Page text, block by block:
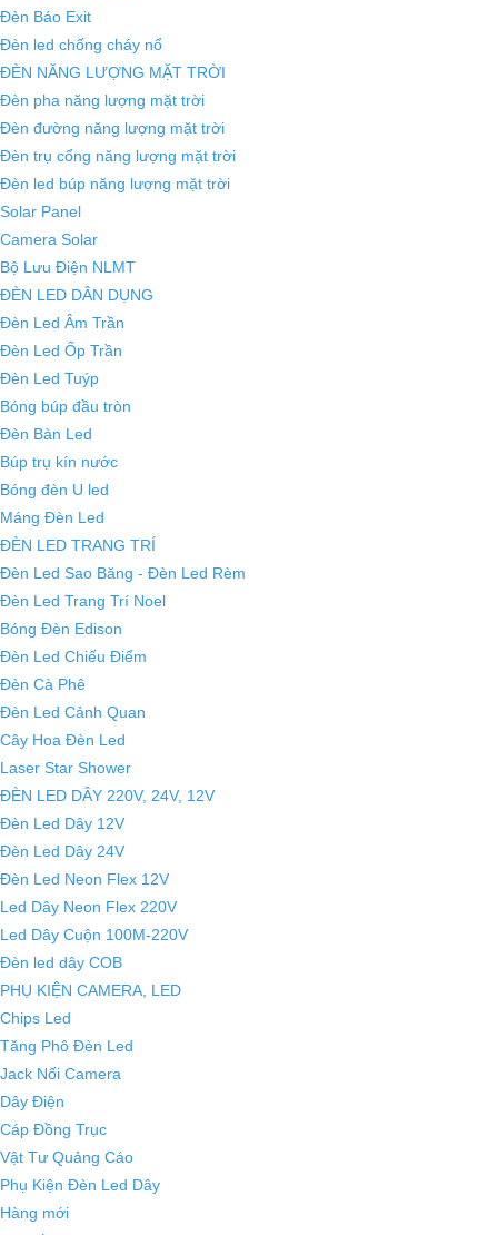
Đèn Báo Exit
Đèn led chống cháy nổ
ĐÈN NĂNG LƯỢNG MẶT TRỜI
Đèn pha năng lượng mặt trời
Đèn đường năng lượng mặt trời
Đèn trụ cổng năng lượng mặt trời
Đèn led búp năng lượng mặt trời
Solar Panel
Camera Solar
Bộ Lưu Điện NLMT
ĐÈN LED DÂN DỤNG
Đèn Led Âm Trần
Đèn Led Ốp Trần
Đèn Led Tuýp
Bóng búp đầu tròn
Đèn Bàn Led
Búp trụ kín nước
Bóng đèn U led
Máng Đèn Led
ĐÈN LED TRANG TRÍ
Đèn Led Sao Băng - Đèn Led Rèm
Đèn Led Trang Trí Noel
Bóng Đèn Edison
Đèn Led Chiếu Điểm
Đèn Cà Phê
Đèn Led Cảnh Quan
Cây Hoa Đèn Led
Laser Star Shower
ĐÈN LED DÂY 220V, 24V, 12V
Đèn Led Dây 12V
Đèn Led Dây 24V
Đèn Led Neon Flex 12V
Led Dây Neon Flex 220V
Led Dây Cuộn 100M-220V
Đèn led dây COB
PHỤ KIỆN CAMERA, LED
Chips Led
Tăng Phô Đèn Led
Jack Nối Camera
Dây Điện
Cáp Đồng Trục
Vật Tư Quảng Cáo
Phụ Kiện Đèn Led Dây
Hàng mới